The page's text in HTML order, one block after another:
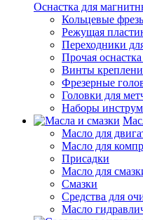
Оснастка для
Кольцевые
Режущая
Переходники
Прочая
Винты
Фрезерные
Головки для
Наборы
Масло для
Масло для
Присадки
Масло для
Смазки
Средства для
Масло